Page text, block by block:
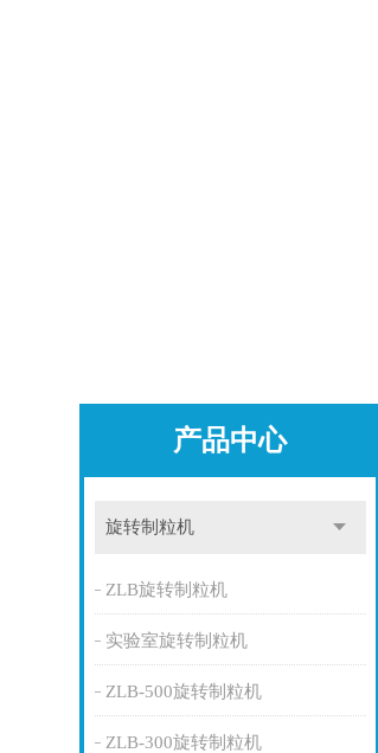
产品中心
旋转制粒机
ZLB旋转制粒机
实验室旋转制粒机
ZLB-500旋转制粒机
ZLB-300旋转制粒机